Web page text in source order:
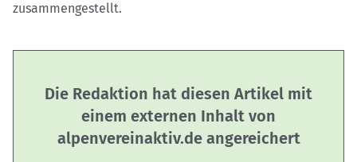
zusammengestellt.
Die Redaktion hat diesen Artikel mit
einem externen Inhalt von
alpenvereinaktiv.de angereichert